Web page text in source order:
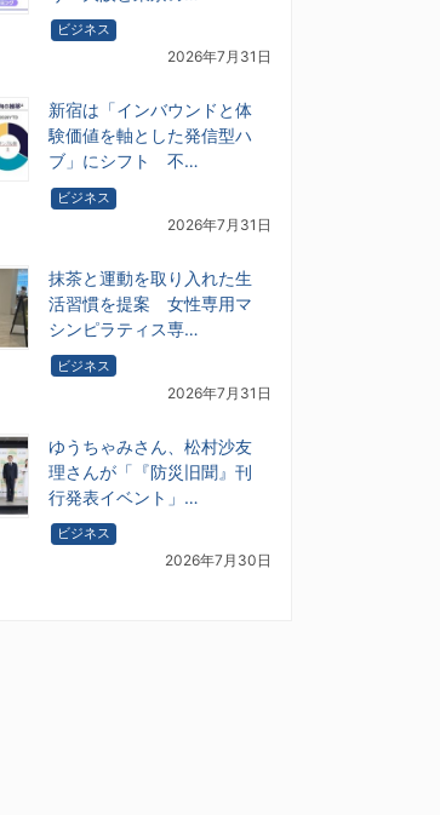
ビジネス
2026年7月31日
新宿は「インバウンドと体
験価値を軸とした発信型ハ
ブ」にシフト 不…
ビジネス
2026年7月31日
抹茶と運動を取り入れた生
活習慣を提案 女性専用マ
シンピラティス専…
ビジネス
2026年7月31日
ゆうちゃみさん、松村沙友
理さんが「『防災旧聞』刊
行発表イベント」…
ビジネス
2026年7月30日